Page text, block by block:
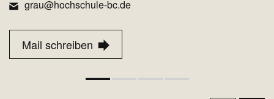
grau@hochschule-bc.de
Mail schreiben